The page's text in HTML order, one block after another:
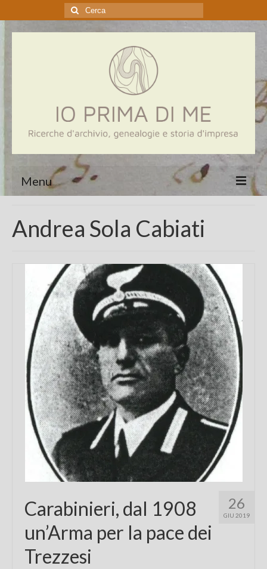
Cerca:
Menu
Genealogia
Aziende
Chi sono
FAQ
Contatti
Andrea Sola Cabiati
26
GIU 2019
Carabinieri, dal 1908
un’Arma per la pace dei
Trezzesi